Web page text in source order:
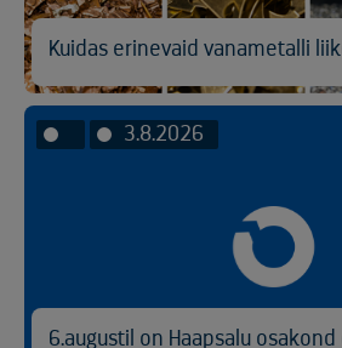
Kuidas erinevaid vanametalli
3.8.2026